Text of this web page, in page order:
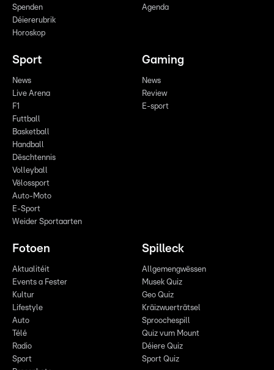
Spenden
Déiererubrik
Horoskop
Agenda
Sport
News
Live Arena
F1
Futtball
Basketball
Handball
Dëschtennis
Volleyball
Vëlossport
Auto-Moto
E-Sport
Weider Sportaarten
Gaming
News
Review
E-sport
Fotoen
Aktualitéit
Events a Fester
Kultur
Lifestyle
Auto
Télé
Radio
Sport
Spilleck
Allgemengwëssen
Musek Quiz
Geo Quiz
Kräizwuerträtsel
Sproochespill
Quiz vum Mount
Déiere Quiz
Sport Quiz